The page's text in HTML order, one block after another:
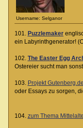
Username: Selganor
101. Puzzlemaker
ein Labyrinthgenerator!
102. The Easter Egg
Ostereier sucht man
103. Projekt Gutenberg.de
oder Essays zu sorgen,
104. zum Thema